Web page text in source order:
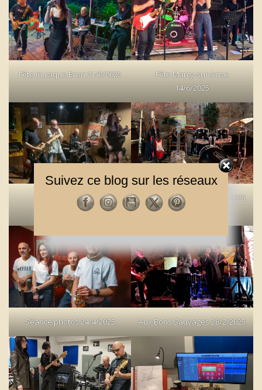
Fête musique Bron 21/6/2025
Fête Marcy-sur-Anse
14/6/2025
Rock N’ Beer
31/5/2025
Aux Bons Sauvages 16/5/2025
Séance photos 24/4/2025 Aux Bons Sauvages 28/2/2025
Suivez ce blog sur les réseaux